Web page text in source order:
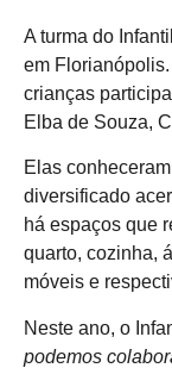
A turma do
em
crianças
Elba de Souza,
Elas
diversificado
há espaços que
quarto, cozinha,
móveis e
Neste ano, o
podemos